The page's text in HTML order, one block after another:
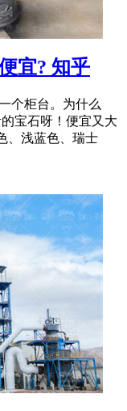
宜? 知乎
个柜台。为什么
宝石呀！便宜又大
、浅蓝色、瑞士